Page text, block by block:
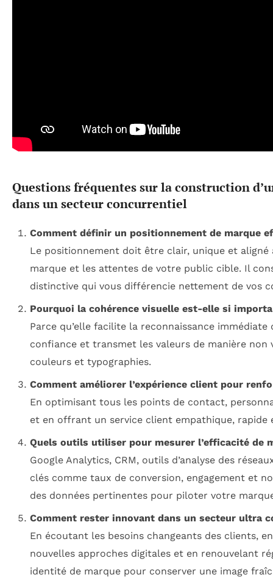
Questions fréquentes sur la construction
dans un secteur concurrentiel
Comment définir un positionnement de marque
Le positionnement doit être clair, unique et aligné
marque et les attentes de votre public cible. Il
distinctive qui vous différencie nettement de vos
Pourquoi la cohérence visuelle est-elle si
Parce qu’elle facilite la reconnaissance
confiance et transmet les valeurs de manière non
couleurs et typographies.
Comment améliorer l’expérience client pour
En optimisant tous les points de contact,
et en offrant un service client empathique, rapide
Quels outils utiliser pour mesurer l’efficacité de
Google Analytics, CRM, outils d’analyse des
clés comme taux de conversion, engagement et
des données pertinentes pour piloter votre
Comment rester innovant dans un secteur ultra
En écoutant les besoins changeants des clients,
nouvelles approches digitales et en renouvelant
identité de marque pour conserver une image